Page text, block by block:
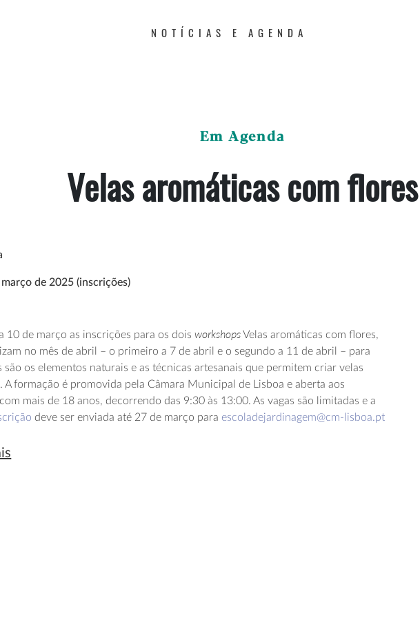
NOTÍCIAS E AGENDA
Em Agenda
Velas aromáticas com flores
de 2025 (inscrições)
10 de março as inscrições para os doisworkshopsVelas aromáticas com flores,
no mês de abril – o primeiro a 7 de abril e o segundo a 11 de abril – para
são os elementos naturais e as técnicas artesanais que permitem criar velas
A formação é promovida pela Câmara Municipal de Lisboa e aberta aos
mais de 18 anos, decorrendo das 9:30 às 13:00. As vagas são limitadas e a
deve ser enviada até 27 de março para escoladejardinagem@cm-lisboa.pt